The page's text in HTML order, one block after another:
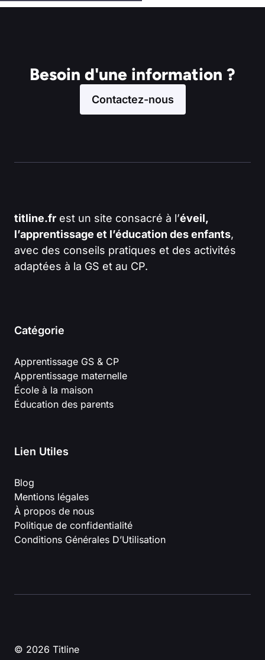
Besoin d'une information ?
Contactez-nous
titline.fr est un site consacré à l’éveil,
l’apprentissage et l’éducation des enfants,
avec des conseils pratiques et des activités
adaptées à la GS et au CP.
Catégorie
Apprentissage GS & CP
Apprentissage maternelle
École à la maison
Éducation des parents
Lien Utiles
Blog
Mentions légales
À propos de nous
Politique de confidentialité
Conditions Générales D’Utilisation
© 2026 Titline